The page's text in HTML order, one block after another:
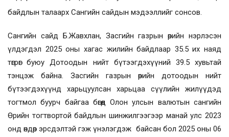
байдлын талаарх Сангийн сайдын мэдээллийг сонсов.
Сангийн сайд Б.Жавхлан, Засгийн газрын өрийн нэрлэсэн
үлдэгдэл 2025 оны хагас жилийн байдлаар 35.5 их наяд
төгрөг буюу Дотоодын нийт бүтээгдэхүүний 39.5 хувьтай
тэнцэж байна. Засгийн газрын өрийн дотоодын нийт
бүтээгдэхүүнд харьцуулсан харьцаа сүүлийн жилүүдэд
тогтмол буурч байгаа бөгөөд Олон улсын валютын сангийн
Өрийн тогтвортой байдлын шинжилгээгээр манай улс 2023
онд өндөр эрсдэлтэй гэж үнэлэгдэж байсан бол 2025 оны 06